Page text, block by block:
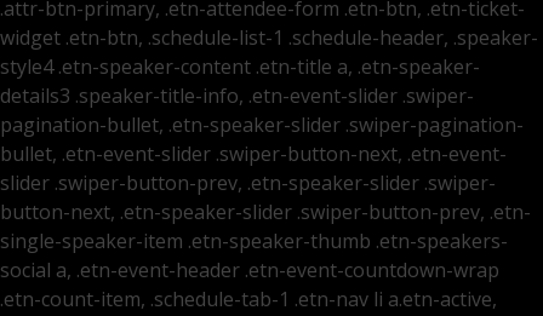
.attr-btn-primary, .etn-attendee-form .etn-btn, .etn-ticket-
widget .etn-btn, .schedule-list-1 .schedule-header, .speaker-
style4 .etn-speaker-content .etn-title a, .etn-speaker-
details3 .speaker-title-info, .etn-event-slider .swiper-
pagination-bullet, .etn-speaker-slider .swiper-pagination-
bullet, .etn-event-slider .swiper-button-next, .etn-event-
slider .swiper-button-prev, .etn-speaker-slider .swiper-
button-next, .etn-speaker-slider .swiper-button-prev, .etn-
single-speaker-item .etn-speaker-thumb .etn-speakers-
social a, .etn-event-header .etn-event-countdown-wrap
.etn-count-item, .schedule-tab-1 .etn-nav li a.etn-active,